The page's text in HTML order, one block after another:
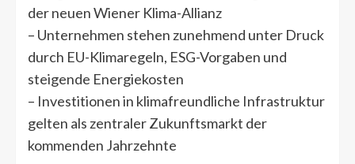
der neuen Wiener Klima-Allianz
– Unternehmen stehen zunehmend unter Druck
durch EU-Klimaregeln, ESG-Vorgaben und
steigende Energiekosten
– Investitionen in klimafreundliche Infrastruktur
gelten als zentraler Zukunftsmarkt der
kommenden Jahrzehnte